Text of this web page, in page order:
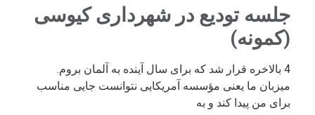
جلسه تودیع در شهرداری کیوسی
(کمونه)
4 بالاخره قرار شد که برای سال آینده به آلمان بروم.
میزبان ما یعنی مؤسسه آمریکایی نتوانست جایی مناسب
برای من پیدا کند و به